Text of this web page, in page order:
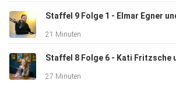
21 Minuten
27 Minuten